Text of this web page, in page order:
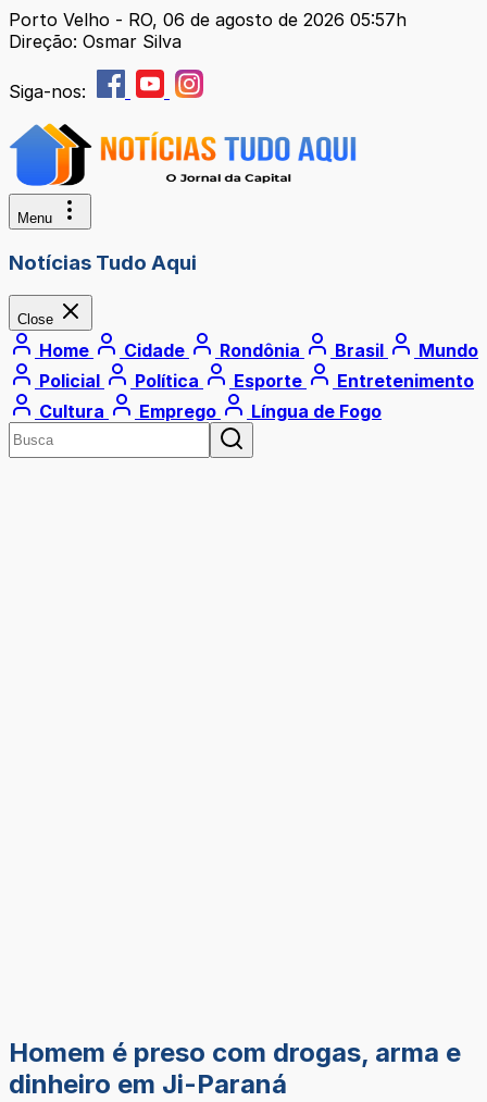
Porto Velho - RO, 06 de agosto de 2026 05:57h
Direção: Osmar Silva
Siga-nos:
Menu
Notícias Tudo Aqui
Close
Home Cidade Rondônia Brasil
Mundo
Policial
Política Esporte
Entretenimento
Cultura
Emprego Língua de Fogo
Homem é preso com drogas, arma e
dinheiro em Ji-Paraná